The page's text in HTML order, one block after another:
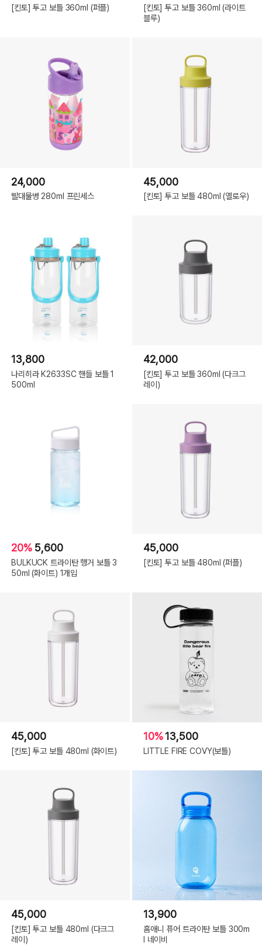
[킨토] 투고 보틀 360ml (퍼플)
[킨토] 투고 보틀 360ml (라이트
블루)
24,000
빨대물병 280ml 프린세스
45,000
[킨토] 투고 보틀 480ml (옐로우)
13,800
나리히라 K2633SC 핸들 보틀 1
500ml
42,000
[킨토] 투고 보틀 360ml (다크그
레이)
20% 5,600
BULKUCK 트라이탄 행거 보틀 3
50ml (화이트) 1개입
45,000
[킨토] 투고 보틀 480ml (퍼플)
45,000
[킨토] 투고 보틀 480ml (화이트)
10%13,500
LITTLE FIRE COVY(보틀)
45,000
[킨토] 투고 보틀 480ml (다크그
레이)
13,900
홈애니 퓨어 트라이탄 보틀 300m
l 네이비